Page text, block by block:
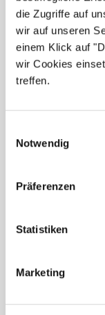
die Zugriffe auf
wir auf unseren
einem Klick auf
wir Cookies
treffen.
Notwendig
Präferenzen
Statistiken
Marketing
habe
habe